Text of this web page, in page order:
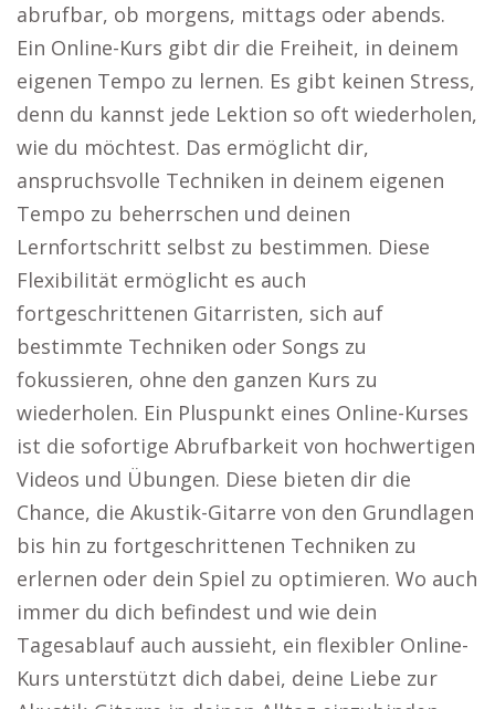
abrufbar, ob morgens, mittags oder abends.
Ein Online-Kurs gibt dir die Freiheit, in deinem
eigenen Tempo zu lernen. Es gibt keinen Stress,
denn du kannst jede Lektion so oft wiederholen,
wie du möchtest. Das ermöglicht dir,
anspruchsvolle Techniken in deinem eigenen
Tempo zu beherrschen und deinen
Lernfortschritt selbst zu bestimmen. Diese
Flexibilität ermöglicht es auch
fortgeschrittenen Gitarristen, sich auf
bestimmte Techniken oder Songs zu
fokussieren, ohne den ganzen Kurs zu
wiederholen. Ein Pluspunkt eines Online-Kurses
ist die sofortige Abrufbarkeit von hochwertigen
Videos und Übungen. Diese bieten dir die
Chance, die Akustik-Gitarre von den Grundlagen
bis hin zu fortgeschrittenen Techniken zu
erlernen oder dein Spiel zu optimieren. Wo auch
immer du dich befindest und wie dein
Tagesablauf auch aussieht, ein flexibler Online-
Kurs unterstützt dich dabei, deine Liebe zur